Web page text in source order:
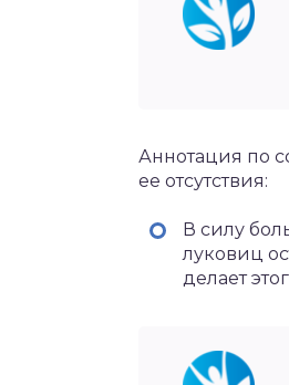
Аннотация по
ее отсутствия:
В силу
луковиц
делает